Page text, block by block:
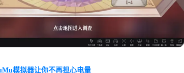
模拟器让你不再担心电量